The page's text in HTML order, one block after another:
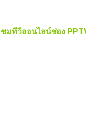
ชมทีวีออนไลน์ช่อง